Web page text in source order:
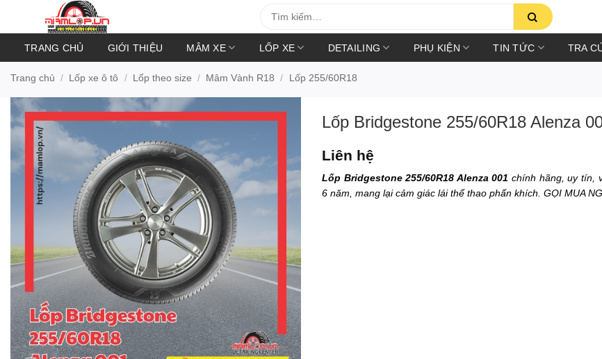
kiếm:
TRANG CHỦ GIỚI THIỆU MÂM XE LỐP XE DETAILING PHỤ KIỆN TIN TỨC TRA
Trang chủ / Lốp xe ô tô / Lốp theo size / Mâm Vành R18 / Lốp 255/60R18
Lốp Bridgestone 255/60R18 Alenza
Liên hệ
Lốp Bridgestone 255/60R18 Alenza 001 chính hãng, uy tín,
6 năm, mang lại cảm giác lái thể thao phấn khích. GỌI MUA